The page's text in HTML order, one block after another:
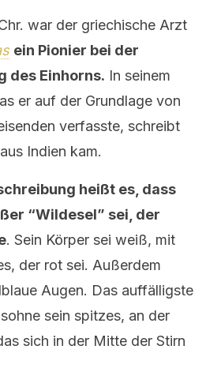
war der griechische Arzt
ein Pionier bei der
des Einhorns. In seinem
er auf der Grundlage von
verfasste, schreibt
Indien kam.
heißt es, dass
“Wildesel” sei, der
. Sein Körper sei weiß, mit
der rot sei. Außerdem
Augen. Das auffälligste
sein spitzes, an der
sich in der Mitte der Stirn